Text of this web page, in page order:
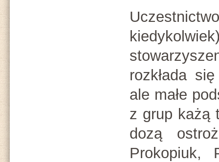
rozkłada
ale małe
z grup każą
dozą
Prokopiuk,